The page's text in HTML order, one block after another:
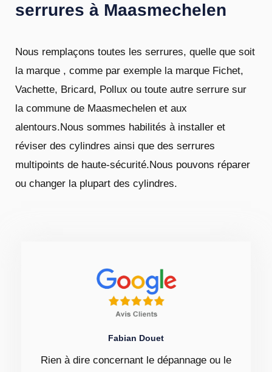
serrures à Maasmechelen
Nous remplaçons toutes les serrures, quelle que soit
la marque , comme par exemple la marque Fichet,
Vachette, Bricard, Pollux ou toute autre serrure sur
la commune de Maasmechelen et aux
alentours.Nous sommes habilités à installer et
réviser des cylindres ainsi que des serrures
multipoints de haute-sécurité.Nous pouvons réparer
ou changer la plupart des cylindres.
Fabian Douet
Rien à dire concernant le dépannage ou le